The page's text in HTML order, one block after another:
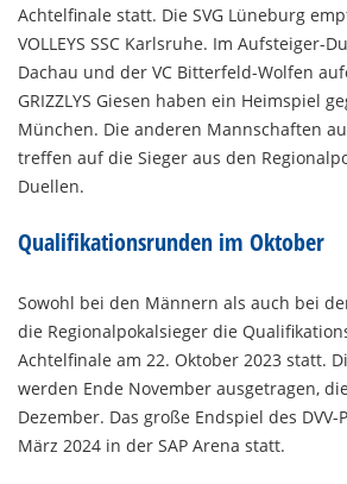
Achtelfinale statt. Die SVG Lüneburg
VOLLEYS SSC Karlsruhe. Im Aufsteiger-
Dachau und der VC Bitterfeld-Wolfen
GRIZZLYS Giesen haben ein Heimspiel
München. Die anderen Mannschaften
treffen auf die Sieger aus den
Duellen.
Qualifikationsrunden im Oktober
Sowohl bei den Männern als auch bei
die Regionalpokalsieger die
Achtelfinale am 22. Oktober 2023 statt.
werden Ende November ausgetragen,
Dezember. Das große Endspiel des DVV-
März 2024 in der SAP Arena statt.